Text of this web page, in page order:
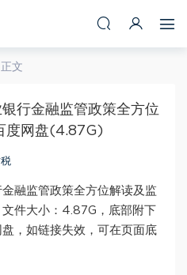
正文
行金融监管政策全方位
度网盘(4.87G)
融监管政策全方位解读及监
件大小：4.87G，底部附下
，如链接失效，可在页面底